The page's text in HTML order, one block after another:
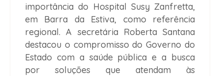
importância do Hospital Susy Zanfretta,
em Barra da Estiva, como referência
regional. A secretária Roberta Santana
destacou o compromisso do Governo do
Estado com a saúde pública e a busca
por soluções que atendam às